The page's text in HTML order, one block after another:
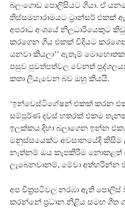
බලංගොඩ පොලිසියට ගියා. ඒ
තිස්සමහාරාමයට ට‍‍්‍රාන්සර් එකක්
අපරාධ අංශයේ නිලධාරියෙකුට
කරගෙන ගිය එකක් විදියට
යනවා කියලා’’ ඇතැම්
පසුව පුවත්පත්වල වෙනත්
කතා ලියැවෙන බව ඔහු කියයි.
‘ඉන්වෙස්ටිගේෂන් එකක් කරන
සම්පූර්ණ දවස් හතරක් එකම
ඉලක්කය දිහා බලාගෙන ඉන්න
මනුස්සයෙක්ට අවසානයේදි කිසිම
නැත්නම් ඔය කැපකිරීම නොකළත්
ලැබෙනවානම්, මේවා අත්හරින්න
අප චිත‍්‍රපටිවල නරඹා ඇති පොලිස්
කරන්නේ ප‍්‍රධාන නිළිය සමඟ ගීත